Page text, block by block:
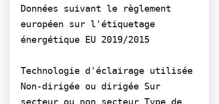
Données suivant le règlement
européen sur l'étiquetage
énergétique EU 2019/2015
Technologie d'éclairage utilisée
Non-dirigée ou dirigée Sur
secteur ou non secteur Type de